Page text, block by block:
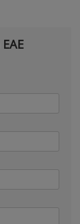
EAE